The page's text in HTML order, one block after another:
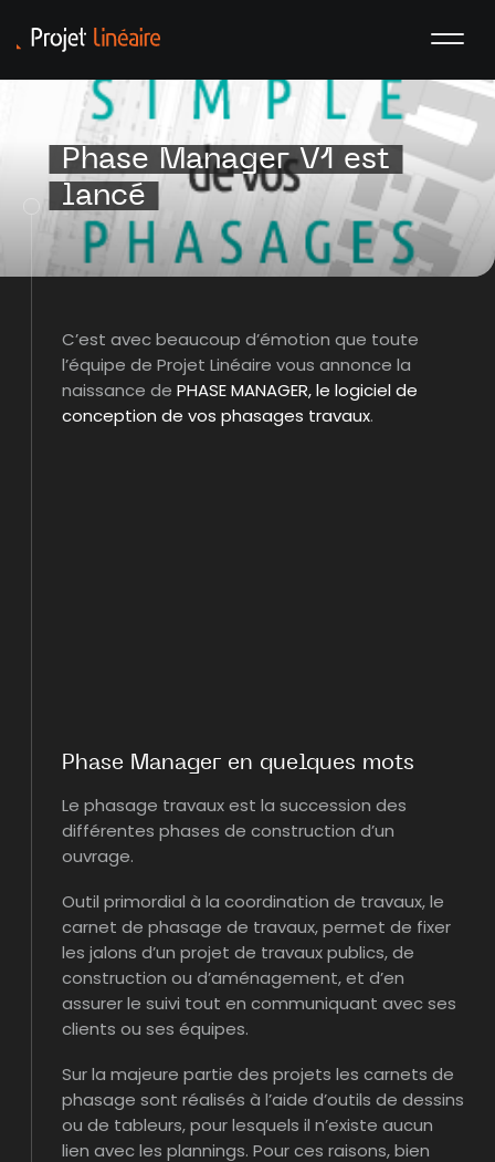
Phase Manager V1 est
lancé
C’est avec beaucoup d’émotion que toute
l’équipe de Projet Linéaire vous annonce la
naissance de PHASE MANAGER, le logiciel de
conception de vos phasages travaux.
Phase Manager en quelques mots
Le phasage travaux est la succession des
différentes phases de construction d’un
ouvrage.
Outil primordial à la coordination de travaux, le
carnet de phasage de travaux, permet de fixer
les jalons d’un projet de travaux publics, de
construction ou d’aménagement, et d’en
assurer le suivi tout en communiquant avec ses
clients ou ses équipes.
Sur la majeure partie des projets les carnets de
phasage sont réalisés à l’aide d’outils de dessins
ou de tableurs, pour lesquels il n’existe aucun
lien avec les plannings. Pour ces raisons, bien